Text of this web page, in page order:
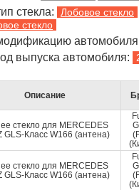
стекла: Лобовое стекло
стекло
выпуска автомобиля:
Описание
стекло для MERCEDES
GLS-Класс W166 (антена)
стекло для MERCEDES
GLS-Класс W166 (антена)